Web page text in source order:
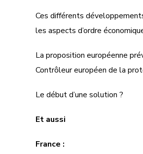
Ces différents
les aspects d’ordre
La proposition européenne
Contrôleur européen de la
Le début d’une solution ?
Et aussi
France :